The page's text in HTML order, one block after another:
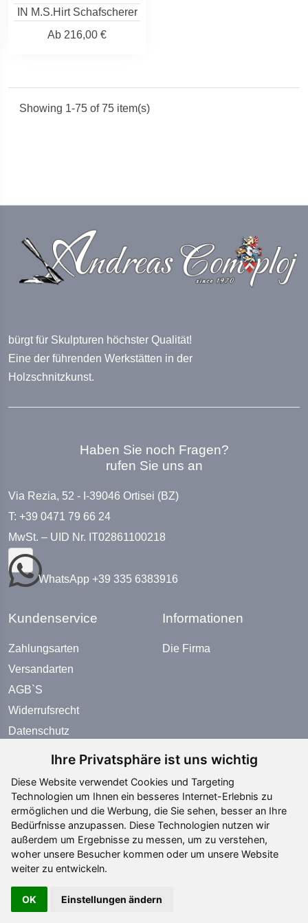
Ihre Privatsphäre ist uns wichtig
Diese Website verwendet Cookies und Targeting
Technologien um Ihnen ein besseres Internet-Erlebnis zu
ermöglichen und die Werbung, die Sie sehen, besser an Ihre
Bedürfnisse anzupassen. Diese Technologien nutzen wir
außerdem um Ergebnisse zu messen, um zu verstehen,
woher unsere Besucher kommen oder um unsere Website
weiter zu entwickeln.
OK Einstellungen ändern
IN M.S.Hirt Schafscherer
Ab 216,00 €
Showing 1-75 of 75 item(s)
bürgt für Skulpturen höchster Qualität!
Eine der führenden Werkstätten in der
Holzschnitzkunst.
Haben Sie noch Fragen?
rufen Sie uns an
Via Rezia, 52 - I-39046 Ortisei (BZ)
T: +39 0471 79 66 24
MwSt. – UID Nr. IT02861100218
WhatsApp +39 335 6383916
Kundenservice
Zahlungsarten
Versandarten
AGB`S
Widerrufsrecht
Datenschutz
Informationen
Die Firma
Zahlungsarten